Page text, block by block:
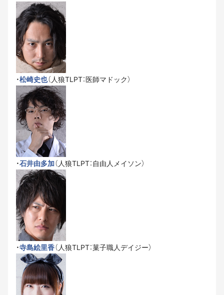
・松崎史也（人狼TLPT：医師マドック）
・石井由多加（人狼TLPT：自由人メイソン）
・寺島絵里香（人狼TLPT：菓子職人デイジー）